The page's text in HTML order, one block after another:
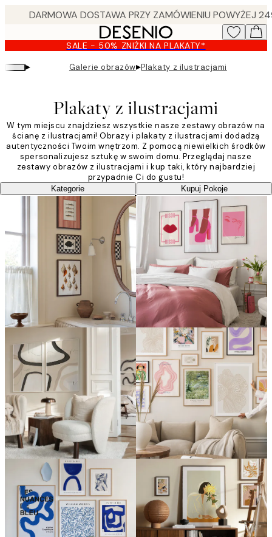
content.
SALE - 50% ZNIŻKI NA PLAKATY*
▸ Galerie obrazów▸Plakaty z ilustracjami
Plakaty z ilustracjami
W tym miejscu znajdziesz wszystkie nasze zestawy obrazów na
ścianę z ilustracjami! Obrazy i plakaty z ilustracjami dodadzą
autentyczności Twoim wnętrzom. Z pomocą niewielkich środków
spersonalizujesz sztukę w swoim domu. Przeglądaj nasze
zestawy obrazów z ilustracjami i kup taki, który najbardziej
przypadnie Ci do gustu!
Kategorie Kupuj Pokoje